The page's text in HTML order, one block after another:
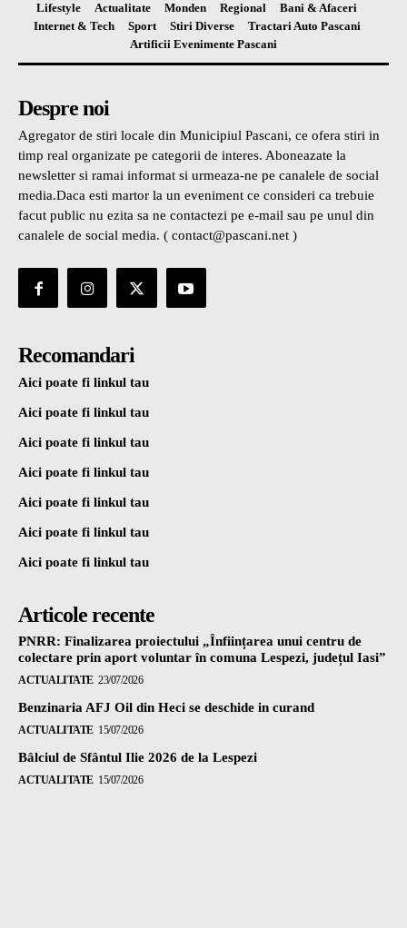
Lifestyle Actualitate Monden Regional
Bani & Afaceri
Internet & Tech
Sport Stiri Diverse
Tractari Auto Pascani
Artificii Evenimente Pascani
Despre noi
Agregator de stiri locale din Municipiul Pascani, ce ofera stiri in
timp real organizate pe categorii de interes. Aboneazate la
newsletter si ramai informat si urmeaza-ne pe canalele de social
media.Daca esti martor la un eveniment ce consideri ca trebuie
facut public nu ezita sa ne contactezi pe e-mail sau pe unul din
canalele de social media. ( contact@pascani.net )
Recomandari
Aici poate fi linkul tau
Aici poate fi linkul tau
Aici poate fi linkul tau
Aici poate fi linkul tau
Aici poate fi linkul tau
Aici poate fi linkul tau
Aici poate fi linkul tau
Articole recente
PNRR: Finalizarea proiectului „Înființarea unui centru de
colectare prin aport voluntar în comuna Lespezi, județul Iasi”
ACTUALITATE 23/07/2026
Benzinaria AFJ Oil din Heci se deschide in curand
ACTUALITATE 15/07/2026
Bâlciul de Sfântul Ilie 2026 de la Lespezi
ACTUALITATE 15/07/2026